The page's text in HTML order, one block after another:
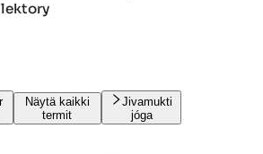
Näytä kaikki
termit
Jivamukti
jóga